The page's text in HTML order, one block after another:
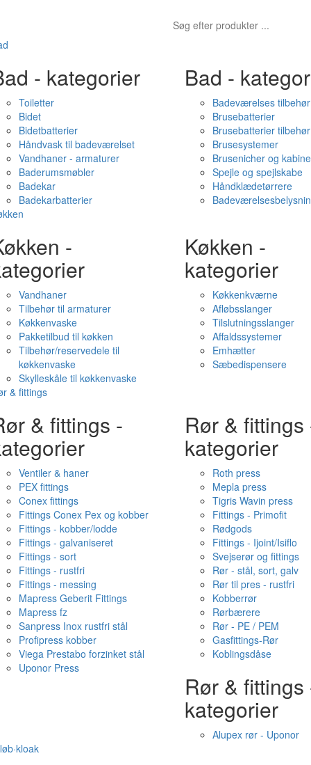
- kategorier
Toiletter
Bidet
Bidetbatterier
Håndvask til badeværelset
Vandhaner - armaturer
Baderumsmøbler
Badekar
Badekarbatterier
Bad -
Badeværelses tilbehør
Brusebatterier
Brusebatterier tilbehør
Brusesystemer
Brusenicher og
Spejle og spejlskabe
Håndklædetørrere
-
Vandhaner
Tilbehør til armaturer
Køkkenvaske
Pakketilbud til køkken
Tilbehør/reservedele til
køkkenvaske
Skylleskåle til køkkenvaske
Køkken -
kategorier
Køkkenkværne
Afløbsslanger
Tilslutningsslanger
Affaldssystemer
Emhætter
Sæbedispensere
& fittings
& fittings -
Ventiler & haner
PEX fittings
Conex fittings
Fittings Conex Pex og kobber
Fittings - kobber/lodde
Fittings - galvaniseret
Fittings - sort
Fittings - rustfri
Fittings - messing
Mapress Geberit Fittings
Mapress fz
Sanpress Inox rustfri stål
Profipress kobber
Viega Prestabo forzinket stål
Uponor Press
Rør & fittings
kategorier
Roth press
Mepla press
Tigris Wavin press
Fittings - Primofit
Rødgods
Fittings - Ijoint/Isiflo
Svejserør og fittings
Rør - stål, sort, galv
Rør til pres - rustfri
Kobberrør
Rørbærere
Rør - PE / PEM
Gasfittings-Rør
Koblingsdåse
Rør & fittings
kategorier
Alupex rør - Uponor